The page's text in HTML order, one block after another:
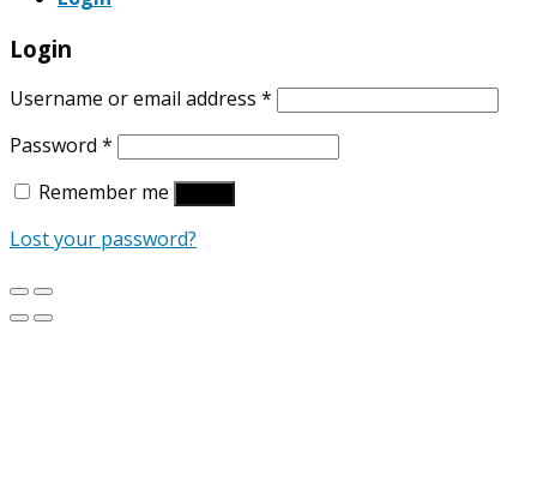
Login
Username or email address *
Password *
Remember me
Lost your password?